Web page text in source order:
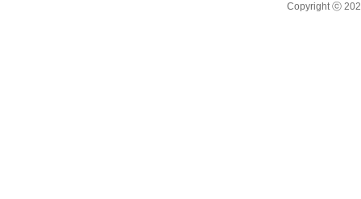
Copyright ⓒ